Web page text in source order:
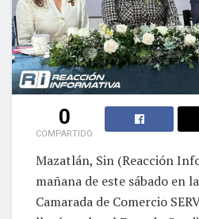
0
COMPARTIDO
Mazatlán, Sin (Reacción
mañana de este sábado en
Camarada de Comercio